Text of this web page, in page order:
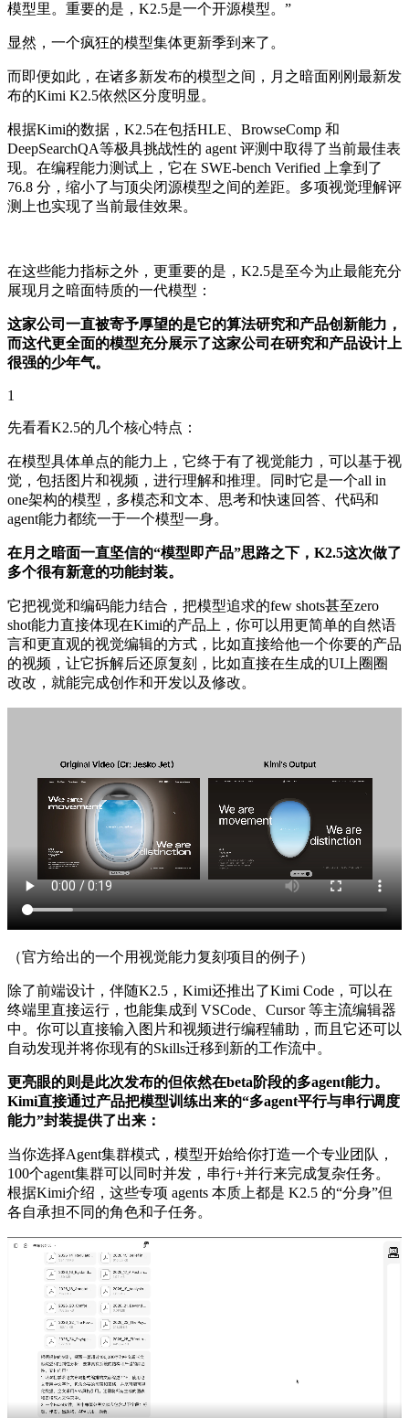
模型里。重要的是，K2.5是一个开源模型。”
显然，一个疯狂的模型集体更新季到来了。
而即便如此，在诸多新发布的模型之间，月之暗面刚刚最新发
布的Kimi K2.5依然区分度明显。
根据Kimi的数据，K2.5在包括HLE、BrowseComp 和
DeepSearchQA等极具挑战性的 agent 评测中取得了当前最佳表
现。在编程能力测试上，它在 SWE-bench Verified 上拿到了
76.8 分，缩小了与顶尖闭源模型之间的差距。多项视觉理解评
测上也实现了当前最佳效果。
在这些能力指标之外，更重要的是，K2.5是至今为止最能充分
展现月之暗面特质的一代模型：
这家公司一直被寄予厚望的是它的算法研究和产品创新能力，
而这代更全面的模型充分展示了这家公司在研究和产品设计上
很强的少年气。
1
先看看K2.5的几个核心特点：
在模型具体单点的能力上，它终于有了视觉能力，可以基于视
觉，包括图片和视频，进行理解和推理。同时它是一个all in
one架构的模型，多模态和文本、思考和快速回答、代码和
agent能力都统一于一个模型一身。
在月之暗面一直坚信的“模型即产品”思路之下，K2.5这次做了
多个很有新意的功能封装。
它把视觉和编码能力结合，把模型追求的few shots甚至zero
shot能力直接体现在Kimi的产品上，你可以用更简单的自然语
言和更直观的视觉编辑的方式，比如直接给他一个你要的产品
的视频，让它拆解后还原复刻，比如直接在生成的UI上圈圈
改改，就能完成创作和开发以及修改。
（官方给出的一个用视觉能力复刻项目的例子）
除了前端设计，伴随K2.5，Kimi还推出了Kimi Code，可以在
终端里直接运行，也能集成到 VSCode、Cursor 等主流编辑器
中。你可以直接输入图片和视频进行编程辅助，而且它还可以
自动发现并将你现有的Skills迁移到新的工作流中。
更亮眼的则是此次发布的但依然在beta阶段的多agent能力。
Kimi直接通过产品把模型训练出来的“多agent平行与串行调度
能力”封装提供了出来：
当你选择Agent集群模式，模型开始给你打造一个专业团队，
100个agent集群可以同时并发，串行+并行来完成复杂任务。
根据Kimi介绍，这些专项 agents 本质上都是 K2.5 的“分身”但
各自承担不同的角色和子任务。